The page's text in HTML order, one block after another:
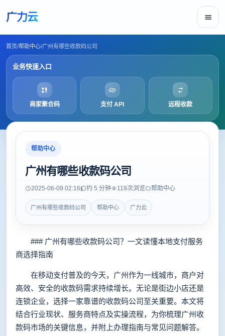
广力云
首页/帮助中心/广州有哪些收款码公司
业务快速入口
商家聚合码 支付 API 远程收款
帮助中心
广州有哪些收款码公司
2025-06-09 02:16 约 5 分钟 119次浏览 帮助中心
广州有哪些收款码公司 帮助中心 广力云
### 广州有哪些收款码公司？一文读懂本地支付服务
商选择指南
在移动支付普及的今天，广州作为一线城市，商户对
高效、安全的收款码需求持续增长。无论是街边小店还是
连锁企业，选择一家靠谱的收款码公司至关重要。本文将
结合行业现状、服务商特点及实操流程，为你梳理广州收
款码市场的关键信息，并附上办理指南与常见问题解答。